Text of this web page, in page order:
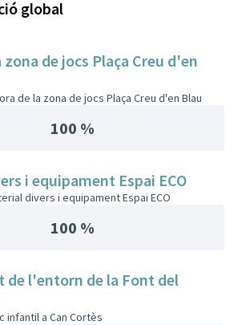
global
de jocs Plaça Creu d'en
de la zona de jocs Plaça Creu d'en Blau
100 %
i equipament Espai ECO
divers i equipament Espai ECO
100 %
de l'entorn de la Font del
infantil a Can Cortès